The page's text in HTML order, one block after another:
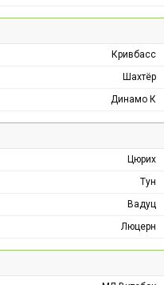
Кривбасс
Шахтёр
Динамо К
Цюрих
Тун
Вадуц
Люцерн